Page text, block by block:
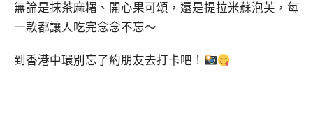
無論是抹茶麻糬、開心果可頌，還是提拉米蘇泡芙，每
一款都讓人吃完念念不忘～
到香港中環別忘了約朋友去打卡吧！